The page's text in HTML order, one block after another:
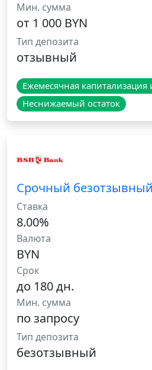
Мин. сумма
от 1 000 BYN
Тип депозита
отзывный
Ежемесячная капитализация
Неснижаемый остаток
Срочный безотзывный
Ставка
8.00%
Валюта
BYN
Срок
до 180 дн.
Мин. сумма
по запросу
Тип депозита
безотзывный